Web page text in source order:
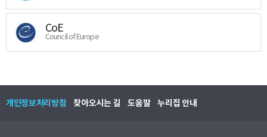
CoE
Council of Europe
개인정보처리방침 찾아오시는 길 도움말 누리집 안내